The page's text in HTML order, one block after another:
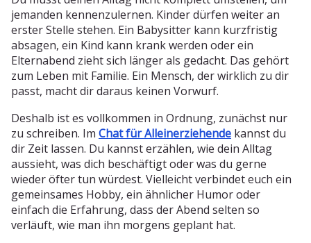
jemanden kennenzulernen. Kinder dürfen weiter an
erster Stelle stehen. Ein Babysitter kann kurzfristig
absagen, ein Kind kann krank werden oder ein
Elternabend zieht sich länger als gedacht. Das gehört
zum Leben mit Familie. Ein Mensch, der wirklich zu dir
passt, macht dir daraus keinen Vorwurf.
Deshalb ist es vollkommen in Ordnung, zunächst nur
zu schreiben. Im Chat für Alleinerziehende kannst du
dir Zeit lassen. Du kannst erzählen, wie dein Alltag
aussieht, was dich beschäftigt oder was du gerne
wieder öfter tun würdest. Vielleicht verbindet euch ein
gemeinsames Hobby, ein ähnlicher Humor oder
einfach die Erfahrung, dass der Abend selten so
verläuft, wie man ihn morgens geplant hat.